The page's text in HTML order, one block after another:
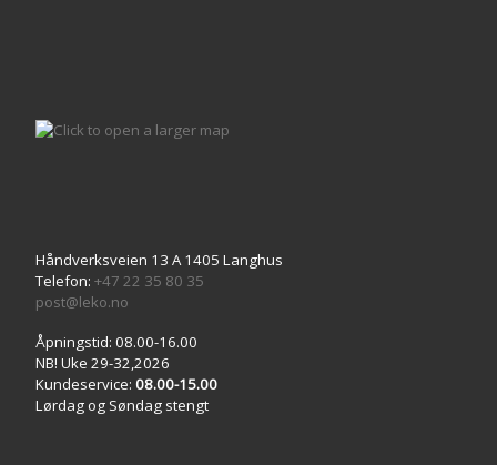
Håndverksveien 13 A 1405 Langhus
Telefon: +47 22 35 80 35
post@leko.no
Åpningstid: 08.00-16.00
NB! Uke 29-32,2026
Kundeservice: 08.00-15.00
Lørdag og Søndag stengt